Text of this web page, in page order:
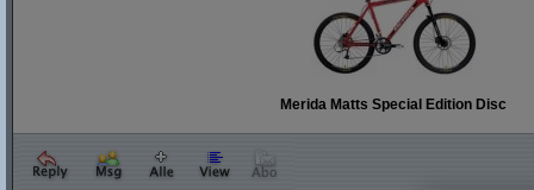
Merida Matts Special Edition Disc